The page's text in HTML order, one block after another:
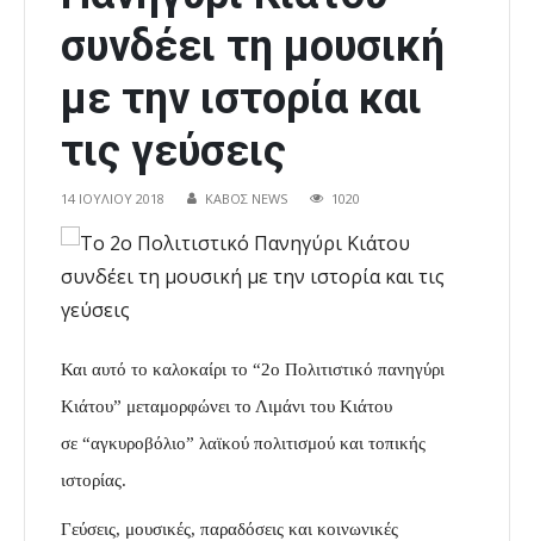
συνδέει τη μουσική
με την ιστορία και
τις γεύσεις
14 ΙΟΥΛΊΟΥ 2018 ΚΑΒΟΣ NEWS 1020
Και αυτό το καλοκαίρι το “2o Πολιτιστικό πανηγύρι
Κιάτου” μεταμορφώνει το Λιμάνι του Κιάτου
σε “αγκυροβόλιο” λαϊκού πολιτισμού και τοπικής
ιστορίας.
Γεύσεις, μουσικές, παραδόσεις και κοινωνικές